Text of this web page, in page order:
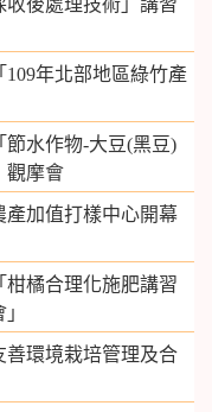
後處理技術」講習
年北部地區綠竹產
水作物-大豆(黑豆)
觀摩會
產加值打樣中心開幕
橘合理化施肥講習
善環境栽培管理及合